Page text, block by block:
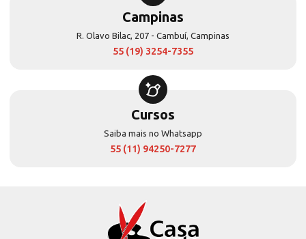
Campinas
R. Olavo Bilac, 207 - Cambuí, Campinas
55 (19) 3254-7355
Cursos
Saiba mais no Whatsapp
55 (11) 94250-7277